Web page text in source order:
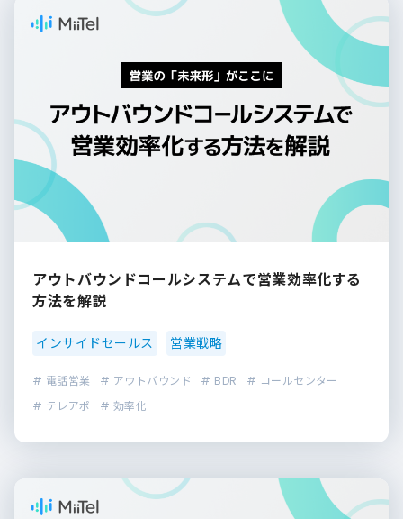
アウトバウンドコールシステムで営業効率化する
方法を解説
インサイドセールス 営業戦略
# 電話営業 # アウトバウンド # BDR
# コールセンター
# テレアポ
# 効率化